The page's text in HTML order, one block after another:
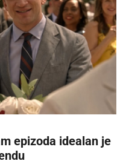
epizoda idealan je